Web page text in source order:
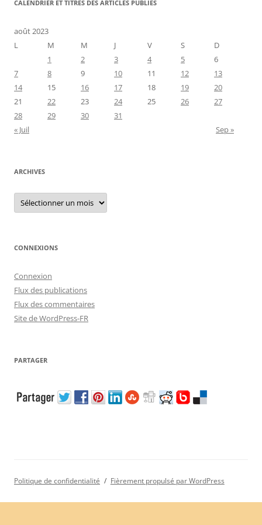
CALENDRIER ET TITRES DES ARTICLES PUBLIÉS
août 2023
L
M M J V S
D
1
2 3 4 5
6
7
8 9 10 11 12
13
14
15 16 17 18 19
20
21
22 23 24 25 26
27
28
29 30
31
« Juil
Sep »
ARCHIVES
Archives
CONNEXIONS
Connexion
Flux des publications
Flux des commentaires
Site de WordPress-FR
PARTAGER
Politique de confidentialité Fièrement propulsé par WordPress